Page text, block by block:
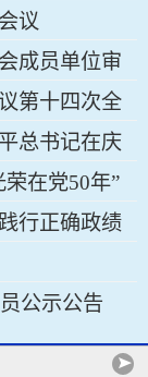
议
成员单位审
审计工作厅
第十四次全
总书记在庆
要讲话精神
在党50年”
行正确政绩
公示公告